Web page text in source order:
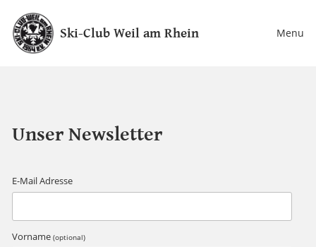
Ski-Club Weil am Rhein Menu
Unser Newsletter
E-Mail Adresse
Vorname (optional)